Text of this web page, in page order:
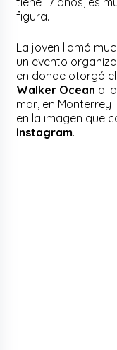
figura.
La joven llamó
un evento
en donde otorgó el
Walker Ocean al
mar, en Monterrey
en la imagen que
Instagram.